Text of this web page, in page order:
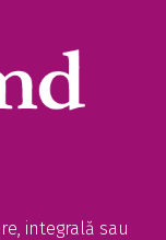
integrală sau